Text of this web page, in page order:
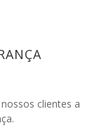
clientes a